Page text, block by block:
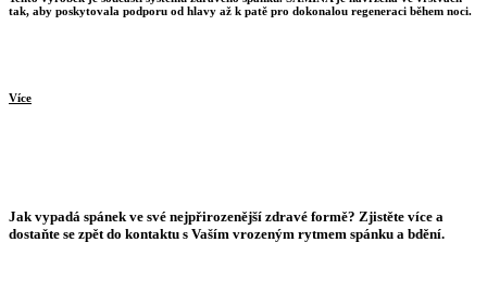
tak, aby poskytovala podporu od hlavy až k patě pro dokonalou regeneraci během noci.
Více
Jak vypadá spánek ve své nejpřirozenější zdravé formě? Zjistěte více a
dostaňte se zpět do kontaktu s Vaším vrozeným rytmem spánku a bdění.